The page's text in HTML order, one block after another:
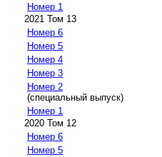
Номер 1
2021 Том 13
Номер 6
Номер 5
Номер 4
Номер 3
Номер 2
(специальный выпуск)
Номер 1
2020 Том 12
Номер 6
Номер 5